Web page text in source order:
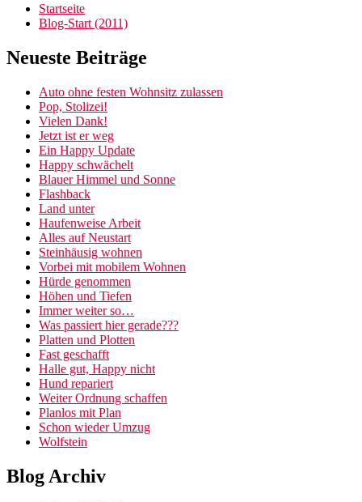
Startseite
Blog-Start (2011)
Neueste Beiträge
Auto ohne festen Wohnsitz zulassen
Pop, Stolizei!
Vielen Dank!
Jetzt ist er weg
Ein Happy Update
Happy schwächelt
Blauer Himmel und Sonne
Flashback
Land unter
Haufenweise Arbeit
Alles auf Neustart
Steinhäusig wohnen
Vorbei mit mobilem Wohnen
Hürde genommen
Höhen und Tiefen
Immer weiter so…
Was passiert hier gerade???
Platten und Plotten
Fast geschafft
Halle gut, Happy nicht
Hund repariert
Weiter Ordnung schaffen
Planlos mit Plan
Schon wieder Umzug
Wolfstein
Blog Archiv